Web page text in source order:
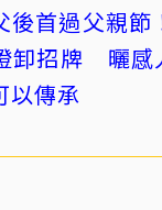
後首過父親節
卸招牌 曬感
以傳承